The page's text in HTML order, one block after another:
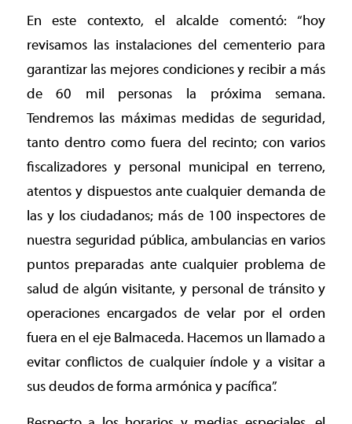
En este contexto, el alcalde comentó: “hoy
revisamos las instalaciones del cementerio para
garantizar las mejores condiciones y recibir a más
de 60 mil personas la próxima semana.
Tendremos las máximas medidas de seguridad,
tanto dentro como fuera del recinto; con varios
fiscalizadores y personal municipal en terreno,
atentos y dispuestos ante cualquier demanda de
las y los ciudadanos; más de 100 inspectores de
nuestra seguridad pública, ambulancias en varios
puntos preparadas ante cualquier problema de
salud de algún visitante, y personal de tránsito y
operaciones encargados de velar por el orden
fuera en el eje Balmaceda. Hacemos un llamado a
evitar conflictos de cualquier índole y a visitar a
sus deudos de forma armónica y pacífica”.